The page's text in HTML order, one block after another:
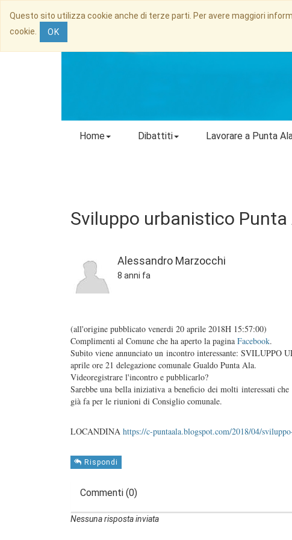
Questo sito utilizza cookie anche di terze parti. Per avere maggiori
cookie.
OK
Home Dibattiti Lavorare a Punta
Sviluppo urbanistico
Alessandro Marzocchi
8 anni fa
(all'origine pubblicato venerdi 20 aprile 2018H 15:57:00)
Complimenti al Comune che ha aperto la pagina Facebook.
Subito viene annunciato un incontro interessante:
aprile ore 21 delegazione comunale Gualdo Punta Ala.
Videoregistrare l'incontro e pubblicarlo?
Sarebbe una bella iniziativa a beneficio dei molti interessati
già fa per le riunioni di Consiglio comunale.
LOCANDINA https://c-puntaala.blogspot.com/2018/04/
Rispondi
Commenti (0)
Nessuna risposta inviata